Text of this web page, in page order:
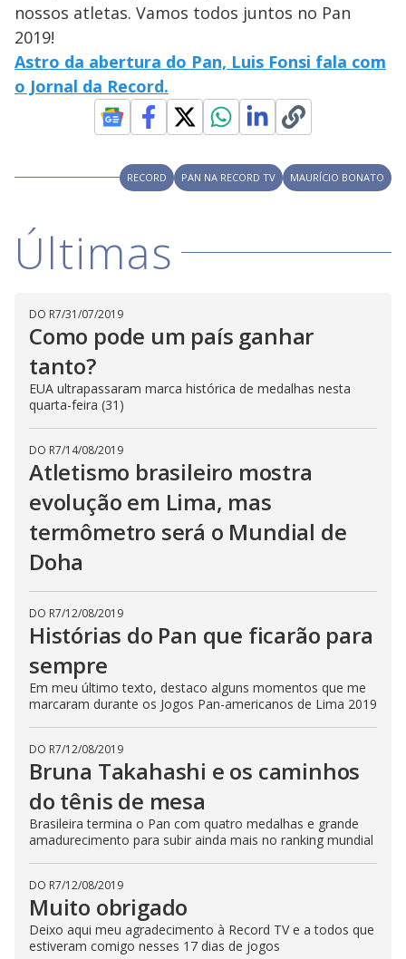
nossos atletas. Vamos todos juntos no Pan
2019!
Astro da abertura do Pan, Luis Fonsi fala com
o Jornal da Record.
RECORD PAN NA RECORD TV MAURÍCIO BONATO
Últimas
DO R7/31/07/2019
Como pode um país ganhar
tanto?
EUA ultrapassaram marca histórica de medalhas nesta
quarta-feira (31)
DO R7/14/08/2019
Atletismo brasileiro mostra
evolução em Lima, mas
termômetro será o Mundial de
Doha
DO R7/12/08/2019
Histórias do Pan que ficarão para
sempre
Em meu último texto, destaco alguns momentos que me
marcaram durante os Jogos Pan-americanos de Lima 2019
DO R7/12/08/2019
Bruna Takahashi e os caminhos
do tênis de mesa
Brasileira termina o Pan com quatro medalhas e grande
amadurecimento para subir ainda mais no ranking mundial
DO R7/12/08/2019
Muito obrigado
Deixo aqui meu agradecimento à Record TV e a todos que
estiveram comigo nesses 17 dias de jogos